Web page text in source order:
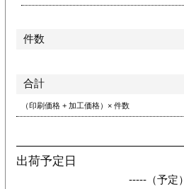
件数
合計
（印刷価格 + 加工価格）× 件数
出荷予定日
-----（予定）